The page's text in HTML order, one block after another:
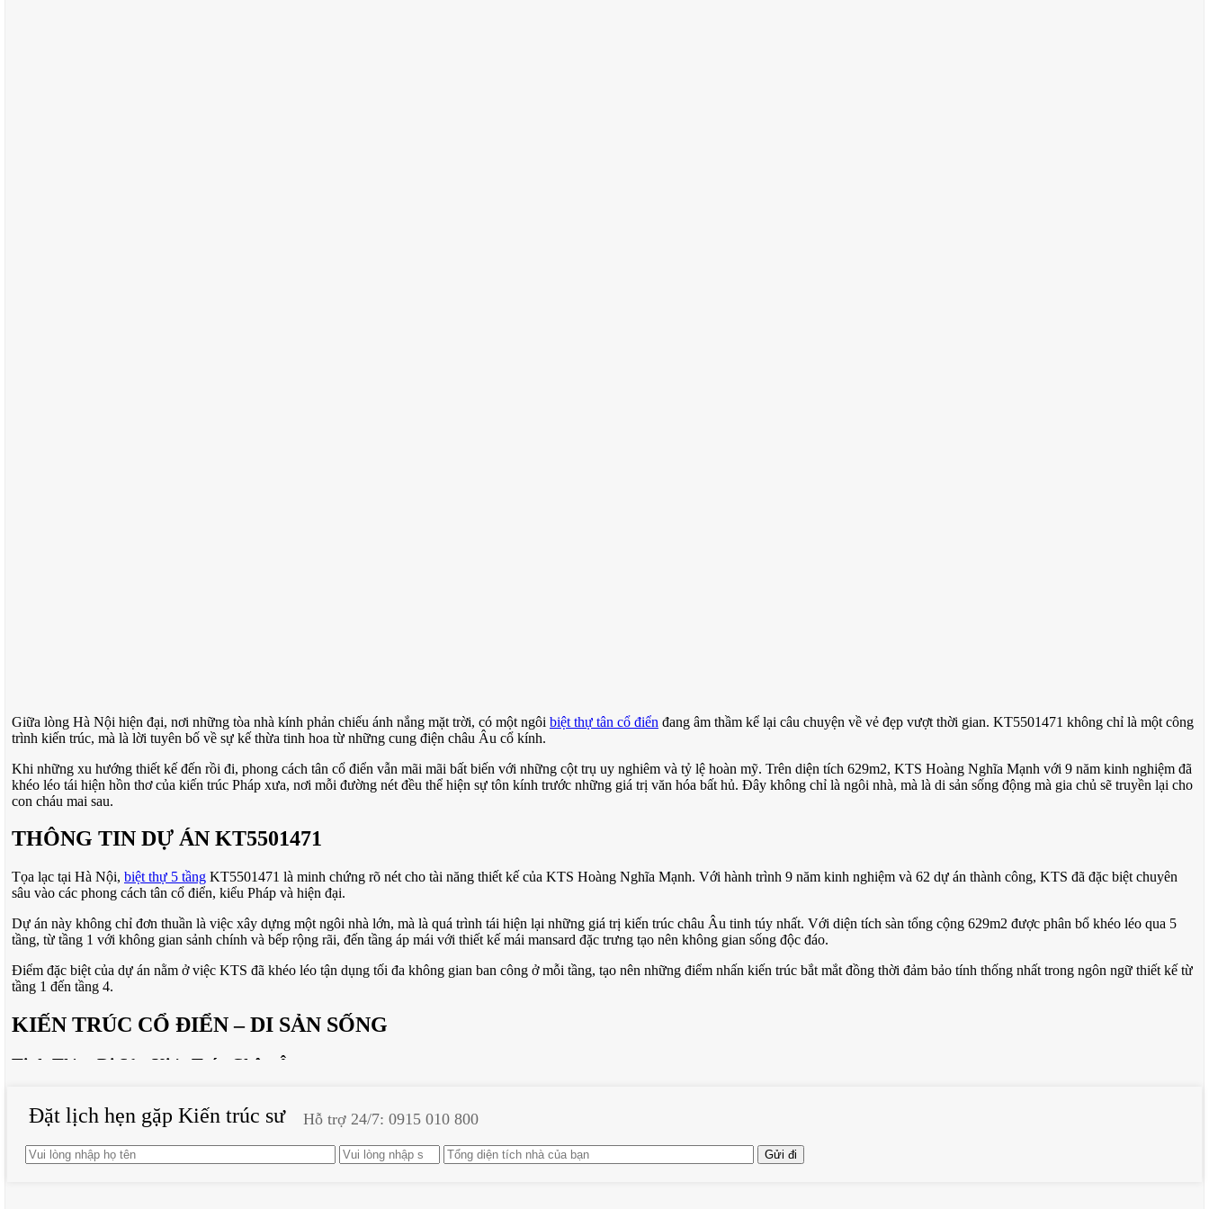
Giữa lòng Hà Nội hiện đại, nơi những tòa nhà kính phản chiếu ánh nắng mặt trời, có một ngôi biệt thự tân cổ điển đang âm thầm kể lại câu chuyện về vẻ đẹp vượt thời gian. KT5501471 không chỉ là một công
trình kiến trúc, mà là lời tuyên bố về sự kế thừa tinh hoa từ những cung điện châu Âu cổ kính.
Khi những xu hướng thiết kế đến rồi đi, phong cách tân cổ điển vẫn mãi mãi bất biến với những cột trụ uy nghiêm và tỷ lệ hoàn mỹ. Trên diện tích 629m2, KTS Hoàng Nghĩa Mạnh với 9 năm kinh nghiệm đã
khéo léo tái hiện hồn thơ của kiến trúc Pháp xưa, nơi mỗi đường nét đều thể hiện sự tôn kính trước những giá trị văn hóa bất hủ. Đây không chỉ là ngôi nhà, mà là di sản sống động mà gia chủ sẽ truyền lại cho
con cháu mai sau.
THÔNG TIN DỰ ÁN KT5501471
Tọa lạc tại Hà Nội, biệt thự 5 tầng KT5501471 là minh chứng rõ nét cho tài năng thiết kế của KTS Hoàng Nghĩa Mạnh. Với hành trình 9 năm kinh nghiệm và 62 dự án thành công, KTS đã đặc biệt chuyên
sâu vào các phong cách tân cổ điển, kiểu Pháp và hiện đại.
Dự án này không chỉ đơn thuần là việc xây dựng một ngôi nhà lớn, mà là quá trình tái hiện lại những giá trị kiến trúc châu Âu tinh túy nhất. Với diện tích sàn tổng cộng 629m2 được phân bổ khéo léo qua 5
tầng, từ tầng 1 với không gian sảnh chính và bếp rộng rãi, đến tầng áp mái với thiết kế mái mansard đặc trưng tạo nên không gian sống độc đáo.
Điểm đặc biệt của dự án nằm ở việc KTS đã khéo léo tận dụng tối đa không gian ban công ở mỗi tầng, tạo nên những điểm nhấn kiến trúc bắt mắt đồng thời đảm bảo tính thống nhất trong ngôn ngữ thiết kế từ
tầng 1 đến tầng 4.
KIẾN TRÚC CỔ ĐIỂN – DI SẢN SỐNG
Tinh Thần Di Sản Kiến Trúc Châu Âu
không chỉ là sự bắt chước máy móc, mà là quá trình thấm nhuần và tái hiện những giá trị cốt lõi của nền kiến trúc châu Âu.
Mỗi chi tiết trên mặt tiền đều được chăm chút như một tác phẩm nghệ thuật. Từ những đường cong mềm mại của mái mansard đến hệ thống cột trụ uy nghiêm, tất cả đều hòa quyện tạo nên một bản giao hưởng
kiến trúc đầy cảm xúc. Đây chính là ý nghĩa sâu sắc của việc kế thừa di sản – không phải để sao chép, mà để hiểu và cảm nhận rồi tái tạo theo cách riêng.
Đặt lịch hẹn gặp Kiến trúc sư Hỗ trợ 24/7: 0915 010 800